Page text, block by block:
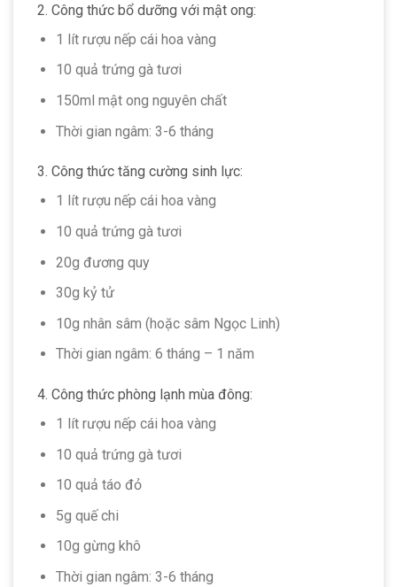
2. Công thức bổ dưỡng với mật ong:
1 lít rượu nếp cái hoa vàng
10 quả trứng gà tươi
150ml mật ong nguyên chất
Thời gian ngâm: 3-6 tháng
3. Công thức tăng cường sinh lực:
1 lít rượu nếp cái hoa vàng
10 quả trứng gà tươi
20g đương quy
30g kỷ tử
10g nhân sâm (hoặc sâm Ngọc Linh)
Thời gian ngâm: 6 tháng – 1 năm
4. Công thức phòng lạnh mùa đông:
1 lít rượu nếp cái hoa vàng
10 quả trứng gà tươi
10 quả táo đỏ
5g quế chi
10g gừng khô
Thời gian ngâm: 3-6 tháng